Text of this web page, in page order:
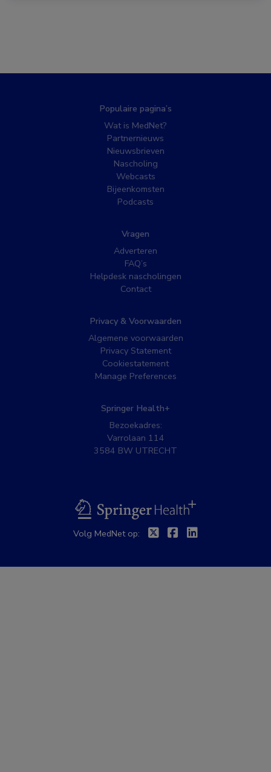
Populaire pagina’s
Wat is MedNet?
Partnernieuws
Nieuwsbrieven
Nascholing
Webcasts
Bijeenkomsten
Podcasts
Vragen
Adverteren
FAQ’s
Helpdesk nascholingen
Contact
Privacy & Voorwaarden
Algemene voorwaarden
Privacy Statement
Cookiestatement
Manage Preferences
Springer Health+
Bezoekadres:
Varrolaan 114
3584 BW UTRECHT
BSL
Volg MedNet op: TwitterFacebook
Linkedin